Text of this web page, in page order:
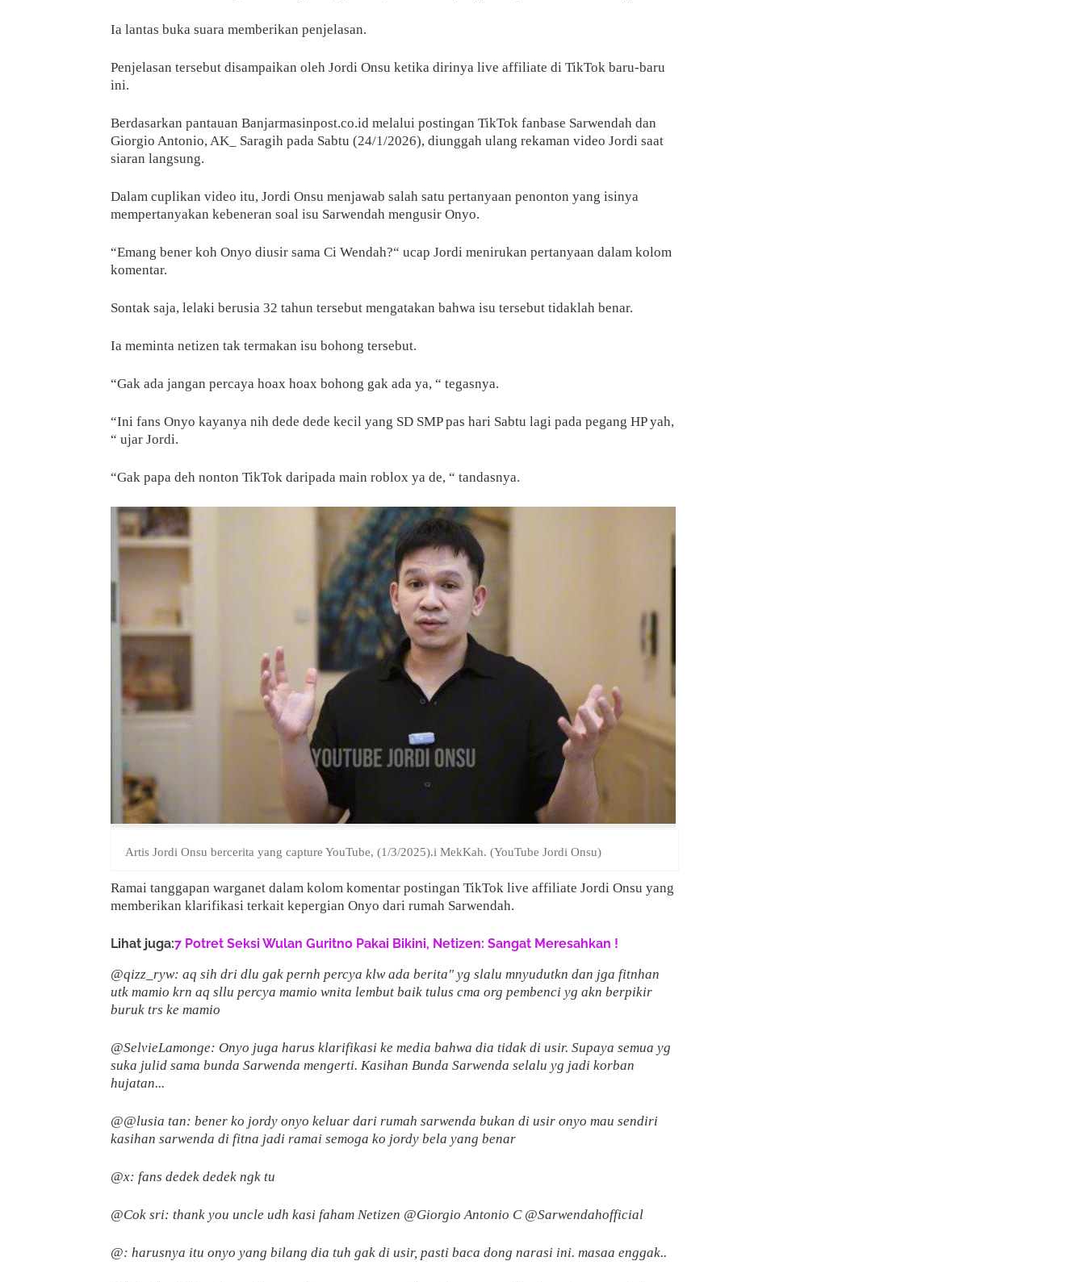
Ia lantas buka suara memberikan penjelasan.
Penjelasan tersebut disampaikan oleh Jordi Onsu ketika dirinya live affiliate di TikTok baru-baru
ini.
Berdasarkan pantauan Banjarmasinpost.co.id melalui postingan TikTok fanbase Sarwendah dan
Giorgio Antonio, AK_ Saragih pada Sabtu (24/1/2026), diunggah ulang rekaman video Jordi saat
siaran langsung.
Dalam cuplikan video itu, Jordi Onsu menjawab salah satu pertanyaan penonton yang isinya
mempertanyakan kebeneran soal isu Sarwendah mengusir Onyo.
“Emang bener koh Onyo diusir sama Ci Wendah?“ ucap Jordi menirukan pertanyaan dalam kolom
komentar.
Sontak saja, lelaki berusia 32 tahun tersebut mengatakan bahwa isu tersebut tidaklah benar.
Ia meminta netizen tak termakan isu bohong tersebut.
“Gak ada jangan percaya hoax hoax bohong gak ada ya, “ tegasnya.
“Ini fans Onyo kayanya nih dede dede kecil yang SD SMP pas hari Sabtu lagi pada pegang HP yah,
“ ujar Jordi.
“Gak papa deh nonton TikTok daripada main roblox ya de, “ tandasnya.
Artis Jordi Onsu bercerita yang capture YouTube, (1/3/2025).i MekKah. (YouTube Jordi Onsu)
Ramai tanggapan warganet dalam kolom komentar postingan TikTok live affiliate Jordi Onsu yang
memberikan klarifikasi terkait kepergian Onyo dari rumah Sarwendah.
Lihat juga:7 Potret Seksi Wulan Guritno Pakai Bikini, Netizen: Sangat Meresahkan !
@qizz_ryw: aq sih dri dlu gak pernh percya klw ada berita" yg slalu mnyudutkn dan jga fitnhan
utk mamio krn aq sllu percya mamio wnita lembut baik tulus cma org pembenci yg akn berpikir
buruk trs ke mamio
@SelvieLamonge: Onyo juga harus klarifikasi ke media bahwa dia tidak di usir. Supaya semua yg
suka julid sama bunda Sarwenda mengerti. Kasihan Bunda Sarwenda selalu yg jadi korban
hujatan...
@@lusia tan: bener ko jordy onyo keluar dari rumah sarwenda bukan di usir onyo mau sendiri
kasihan sarwenda di fitna jadi ramai semoga ko jordy bela yang benar
@x: fans dedek dedek ngk tu
@Cok sri: thank you uncle udh kasi faham Netizen @Giorgio Antonio C @Sarwendahofficial
@: harusnya itu onyo yang bilang dia tuh gak di usir, pasti baca dong narasi ini. masaa enggak..